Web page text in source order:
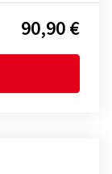
90,90 €